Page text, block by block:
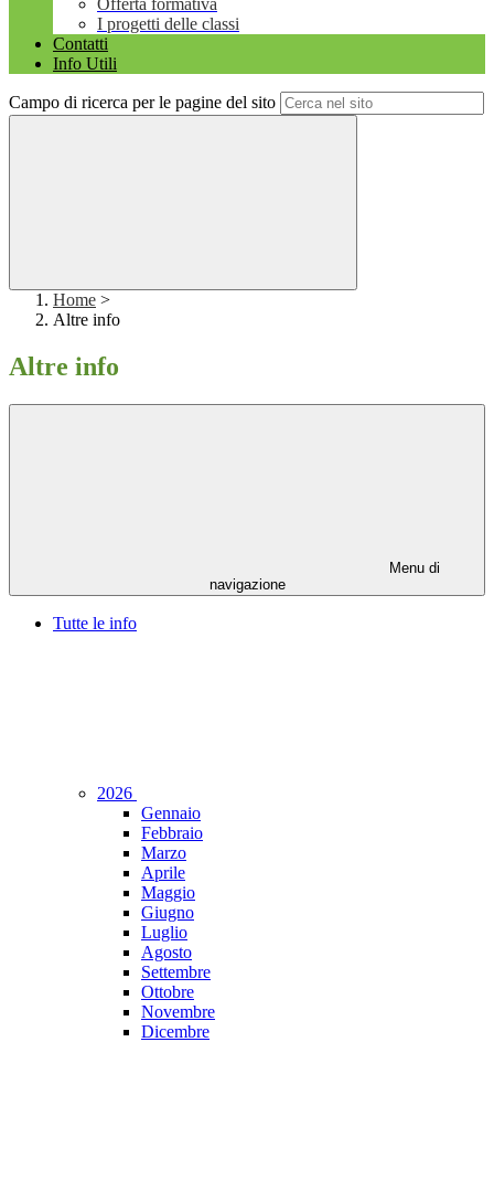
Offerta formativa
I progetti delle classi
Contatti
Info Utili
Campo di ricerca per le pagine del sito
Home >
Altre info
Altre info
Menu di
navigazione
Tutte le info
2026
Gennaio
Febbraio
Marzo
Aprile
Maggio
Giugno
Luglio
Agosto
Settembre
Ottobre
Novembre
Dicembre